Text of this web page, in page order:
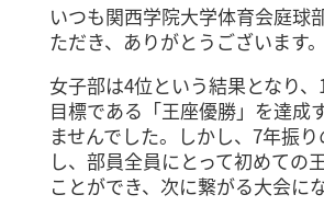
いつも関西学院大学体育会庭球
ただき、ありがとうございます。
女子部は4位という結果となり
目標である「王座優勝」を達成
ませんでした。しかし、7年振
し、部員全員にとって初めての
ことができ、次に繋がる大会に